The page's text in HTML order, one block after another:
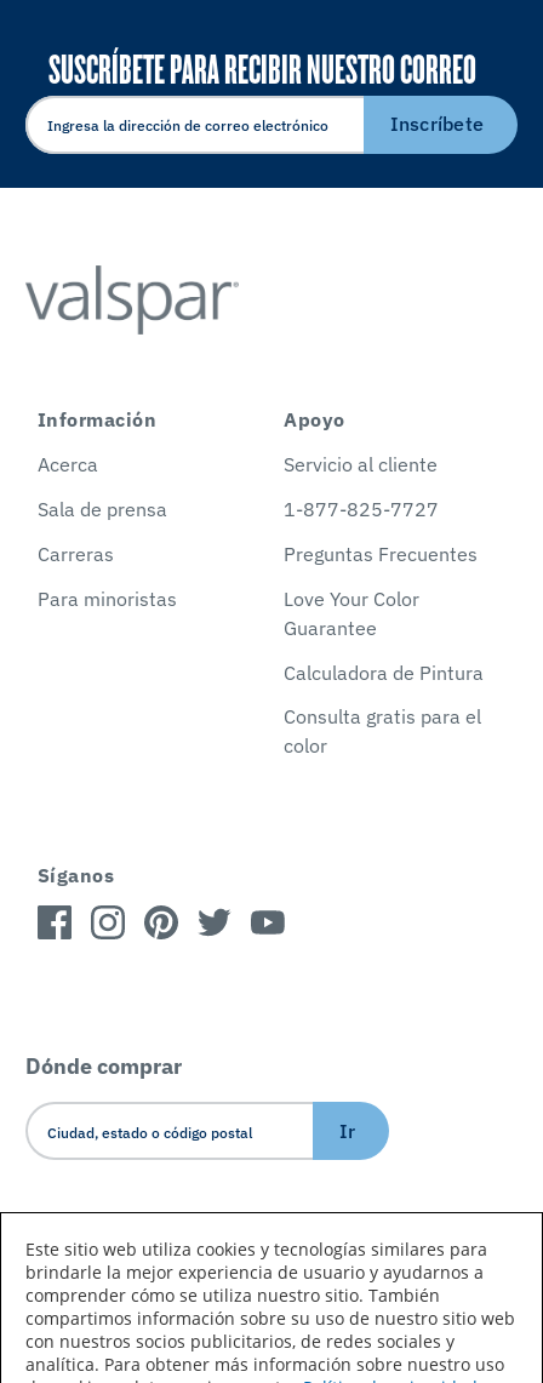
SUSCRÍBETE PARA RECIBIR NUESTRO CORREO
ELECTRÓNICO
Inscríbete
Información
Acerca
Sala de prensa
Carreras
Para minoristas
Apoyo
Servicio al cliente
1-877-825-7727
Preguntas Frecuentes
Love Your Color
Guarantee
Calculadora de Pintura
Consulta gratis para el
color
Síganos
Dónde comprar
Ir
Este sitio web utiliza cookies y tecnologías similares para
brindarle la mejor experiencia de usuario y ayudarnos a
comprender cómo se utiliza nuestro sitio. También
compartimos información sobre su uso de nuestro sitio web
con nuestros socios publicitarios, de redes sociales y
analítica. Para obtener más información sobre nuestro uso